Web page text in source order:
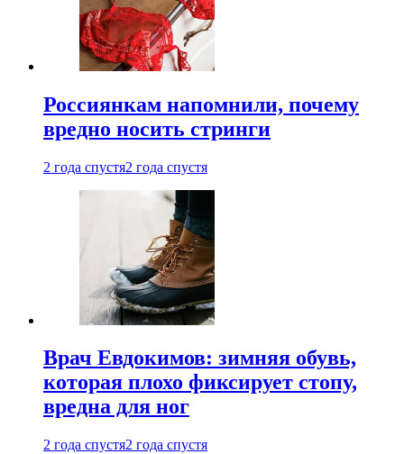
Россиянкам напомнили, почему
вредно носить стринги
2 года спустя2 года спустя
Врач Евдокимов: зимняя обувь,
которая плохо фиксирует стопу,
вредна для ног
2 года спустя2 года спустя